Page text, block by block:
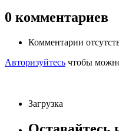
0 комментариев
Комментарии
Авторизуйтесь чтобы
Загрузка